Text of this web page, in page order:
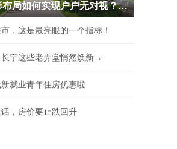
45°风车形布局如何实现户户无对视？新世界·天
，这是最亮眼的一个指标！
宁这些老弄堂悄然焕新→
就业青年住房优惠啦
，房价要止跌回升